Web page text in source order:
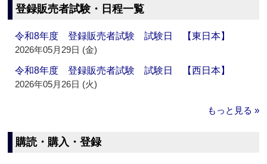
登録販売者試験・日程一覧
令和8年度 登録販売者試験 試験日 【東日本】
2026年05月29日 (金)
令和8年度 登録販売者試験 試験日 【西日本】
2026年05月26日 (火)
もっと見る »
購読・購入・登録